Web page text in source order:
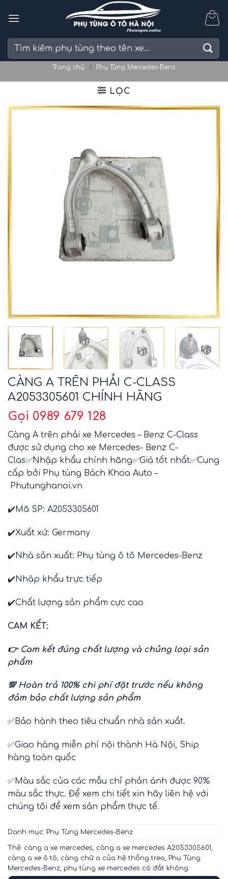
Tìm
Trang chủ Phụ Tùng Mercedes-Benz
LỌC
CÀNG A TRÊN PHẢI C-CLASS
A2053305601 CHÍNH HÃNG
Gọi 0989 679 128
Càng A trên phải xe Mercedes – Benz C-Class
được sử dụng cho xe Mercedes- Benz C-
Clas✅Nhập khẩu chính hãng✅Giá tốt nhất✅Cung
cấp bởi Phụ tùng Bách Khoa Auto –
Phutunghanoi.vn
✔️Mã SP: A2053305601
✔️Xuất xứ: Germany
✔️Nhà sản xuất: Phụ tùng ô tô Mercedes-Benz
✔️Nhập khẩu trực tiếp
✔️Chất lượng sản phẩm cực cao
CAM KẾT:
👉 Cam kết đúng chất lượng và chủng loại sản
phẩm
💯 Hoàn trả 100% chi phí đặt trước nếu không
đảm bảo chất lượng sản phẩm
✅Bảo hành theo tiêu chuẩn nhà sản xuất.
✅Giao hàng miễn phí nội thành Hà Nội, Ship
hàng toàn quốc
✅Màu sắc của các mẫu chỉ phản ánh được 90%
màu sắc thực. Để xem chi tiết xin hãy liên hệ với
chúng tôi để xem sản phẩm thực tế.
Danh mục: Phụ Tùng Mercedes-Benz
Thẻ: càng a xe mercedes càng a xe mercedes A2053305601
càng a xe ô tô
càng chữ a của hệ thống treo
Phụ Tùng
Mercedes-Benz phụ tùng xe mercedes có đắt không